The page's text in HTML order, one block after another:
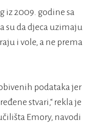
iz 2009. godine sa
su da djeca uzimaju
i vole, a ne prema
podataka jer
stvari,“ rekla je
Emory, navodi